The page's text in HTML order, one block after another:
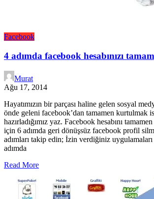
Facebook
4 adımda facebook hesabınızı
Murat
Ağu 17, 2014
Hayatımızın bir parçası haline gelen sosyal
önde geleni facebook’dan tamamen kurtulmak
hazırladığımız yaz. Facebook hesabını
için 6 adımda geri dönüşsüz facebook profil
adımları takip edin; İzin verdiğiniz
adımda
Read More